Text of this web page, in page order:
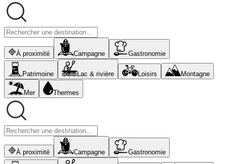
À proximité Campagne Gastronomie
Patrimoine Lac & rivière Loisirs Montagne
Mer Thermes
À proximité Campagne Gastronomie